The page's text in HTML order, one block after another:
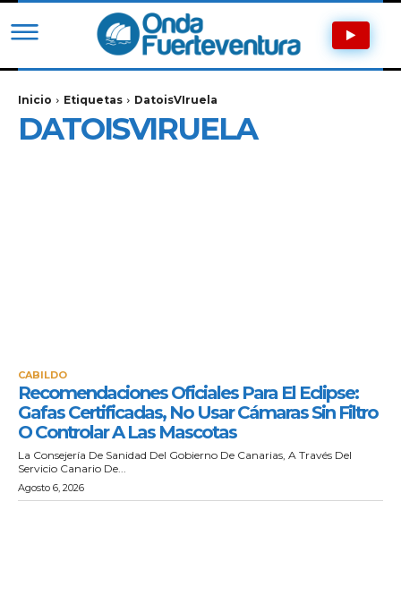
Inicio Etiquetas DatoisVIruela
DATOISVIRUELA
CABILDO
Recomendaciones Oficiales Para El Eclipse:
Gafas Certificadas, No Usar Cámaras Sin Filtro
O Controlar A Las Mascotas
La Consejería De Sanidad Del Gobierno De Canarias, A Través Del
Servicio Canario De...
Agosto 6, 2026